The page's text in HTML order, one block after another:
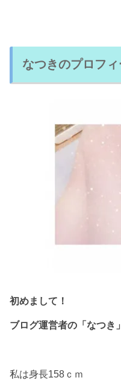
なつきのプロフィ
初めまして！
ブログ運営者の「なつき
私は身長158ｃｍ